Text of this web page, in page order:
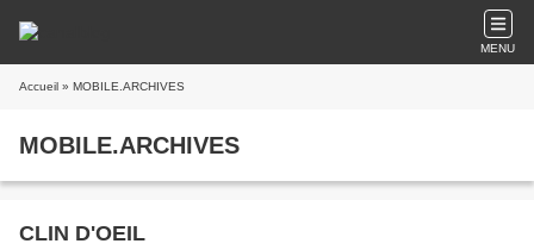
MENU
Accueil » MOBILE.ARCHIVES
MOBILE.ARCHIVES
CLIN D'OEIL